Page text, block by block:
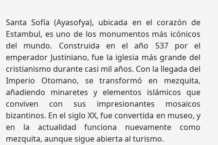
Santa Sofía (Ayasofya), ubicada en el corazón de
Estambul, es uno de los monumentos más icónicos
del mundo. Construida en el año 537 por el
emperador Justiniano, fue la iglesia más grande del
cristianismo durante casi mil años. Con la llegada del
Imperio Otomano, se transformó en mezquita,
añadiendo minaretes y elementos islámicos que
conviven con sus impresionantes mosaicos
bizantinos. En el siglo XX, fue convertida en museo, y
en la actualidad funciona nuevamente como
mezquita, aunque sigue abierta al turismo.